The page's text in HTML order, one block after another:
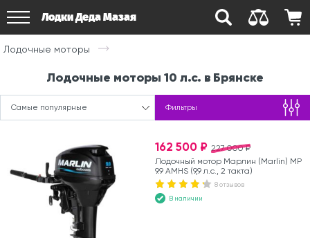
Лодки Деда Мазая
Лодочные моторы
Лодочные моторы 10 л.с. в Брянске
Самые популярные Фильтры
227 000 ₽
162 500 ₽
Лодочный мотор Марлин (Marlin) MP
9.9 AMHS (9,9 л.с., 2 такта)
8 отзывов
В наличии